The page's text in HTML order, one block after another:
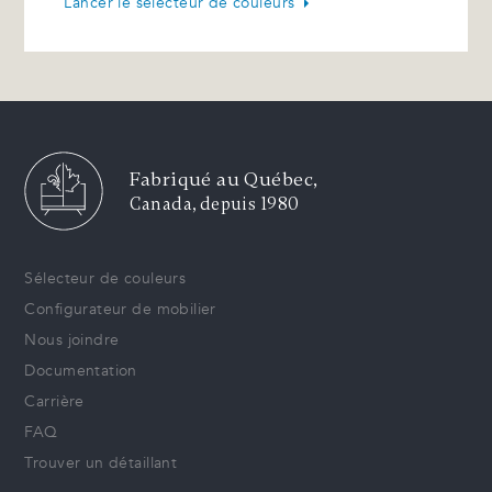
Fabriqué au Québec,
Canada, depuis 1980
Sélecteur de couleurs
Configurateur de mobilier
Nous joindre
Documentation
Carrière
FAQ
Trouver un détaillant